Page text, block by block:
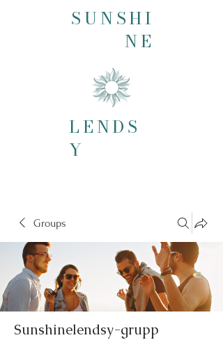
SUNSHI
NE
LENDS
Y
Groups
Sunshinelendsy-grupp